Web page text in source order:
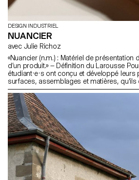
DESIGN INDUSTRIEL
NUANCIER
avec Julie Richoz
«Nuancier (n.m.) : Matériel de
d’un produit.» — Définition du Larousse
étudiant·e·s ont conçu et développé leurs
surfaces, assemblages et matières, qu'ils
plusieurs échantillons et assemblés
propre nuancier.